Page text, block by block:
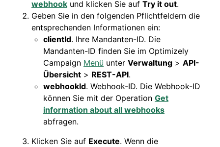
webhook und klicken Sie auf Try it out.
Geben Sie in den folgenden Pflichtfeldern die
entsprechenden Informationen ein:
clientId. Ihre Mandanten-ID. Die
Mandanten-ID finden Sie im Optimizely
Campaign Menü unter Verwaltung > API-
Übersicht > REST-API.
webhookId. Webhook-ID. Die Webhook-ID
können Sie mit der Operation Get
information about all webhooks
abfragen.
Klicken Sie auf Execute. Wenn die